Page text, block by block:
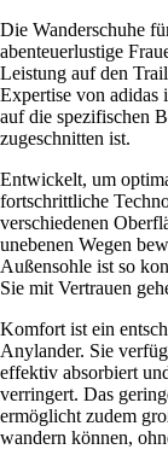
Die Wanderschuhe
abenteuerlustige
Leistung auf den
Expertise von adidas
auf die spezifischen
zugeschnitten ist.
Entwickelt, um
fortschrittliche
verschiedenen
unebenen Wegen
Außensohle ist so
Sie mit Vertrauen
Komfort ist ein
Anylander. Sie
effektiv absorbiert
verringert. Das
ermöglicht zudem
wandern können,